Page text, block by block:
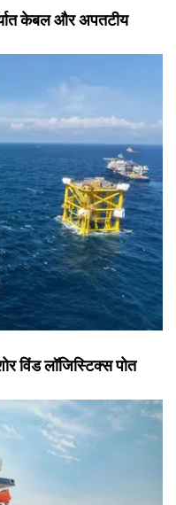
केबल और अपतटीय
विंड लॉजिस्टिक्स पोत